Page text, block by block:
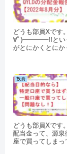
どうも部員Xで
∀ﾟ)━━━━!!という
がとにかくとにか
投資
どうも部員Xです
配当金って、源
座で買ってしまっ